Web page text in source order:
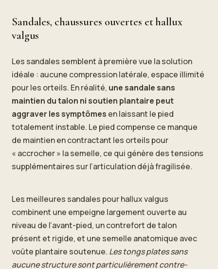
Sandales, chaussures ouvertes et hallux
valgus
Les sandales semblent à première vue la solution
idéale : aucune compression latérale, espace illimité
pour les orteils. En réalité, une sandale sans
maintien du talon ni soutien plantaire peut
aggraver les symptômes en laissant le pied
totalement instable. Le pied compense ce manque
de maintien en contractant les orteils pour
« accrocher » la semelle, ce qui génère des tensions
supplémentaires sur l’articulation déjà fragilisée.
Les meilleures sandales pour hallux valgus
combinent une empeigne largement ouverte au
niveau de l’avant-pied, un contrefort de talon
présent et rigide, et une semelle anatomique avec
voûte plantaire soutenue. Les tongs plates sans
aucune structure sont particulièrement contre-